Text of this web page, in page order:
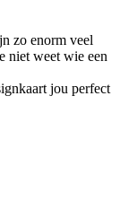
zo enorm veel
niet weet wie een
jou perfect